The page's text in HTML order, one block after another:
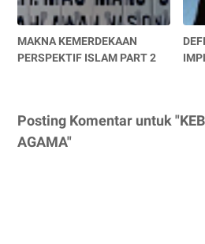
MAKNA KEMERDEKAAN
PERSPEKTIF ISLAM PART 2
Posting Komentar untuk
AGAMA"